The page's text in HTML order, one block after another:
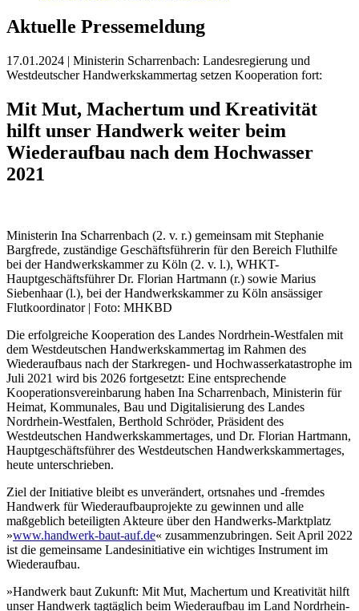
Aktuelle Pressemeldung
17.01.2024 | Ministerin Scharrenbach: Landesregierung und
Westdeutscher Handwerkskammertag setzen Kooperation fort:
Mit Mut, Machertum und Kreativität
hilft unser Handwerk weiter beim
Wiederaufbau nach dem Hochwasser
2021
Ministerin Ina Scharrenbach (2. v. r.) gemeinsam mit Stephanie
Bargfrede, zuständige Geschäftsführerin für den Bereich Fluthilfe
bei der Handwerkskammer zu Köln (2. v. l.), WHKT-
Hauptgeschäftsführer Dr. Florian Hartmann (r.) sowie Marius
Siebenhaar (l.), bei der Handwerkskammer zu Köln ansässiger
Flutkoordinator | Foto: MHKBD
Die erfolgreiche Kooperation des Landes Nordrhein-Westfalen mit
dem Westdeutschen Handwerkskammertag im Rahmen des
Wiederaufbaus nach der Starkregen- und Hochwasserkatastrophe im
Juli 2021 wird bis 2026 fortgesetzt: Eine entsprechende
Kooperationsvereinbarung haben Ina Scharrenbach, Ministerin für
Heimat, Kommunales, Bau und Digitalisierung des Landes
Nordrhein-Westfalen, Berthold Schröder, Präsident des
Westdeutschen Handwerkskammertages, und Dr. Florian Hartmann,
Hauptgeschäftsführer des Westdeutschen Handwerkskammertages,
heute unterschrieben.
Ziel der Initiative bleibt es unverändert, ortsnahes und -fremdes
Handwerk für Wiederaufbauprojekte zu gewinnen und alle
maßgeblich beteiligten Akteure über den Handwerks-Marktplatz
»www.handwerk-baut-auf.de« zusammenzubringen. Seit April 2022
ist die gemeinsame Landesinitiative ein wichtiges Instrument im
Wiederaufbau.
»Handwerk baut Zukunft: Mit Mut, Machertum und Kreativität hilft
unser Handwerk tagtäglich beim Wiederaufbau im Land Nordrhein-